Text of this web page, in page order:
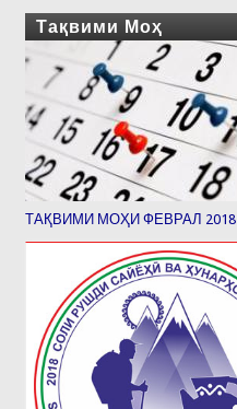
Тақвими Моҳ
ТАҚВИМИ МОҲИ ФЕВРАЛ 2018